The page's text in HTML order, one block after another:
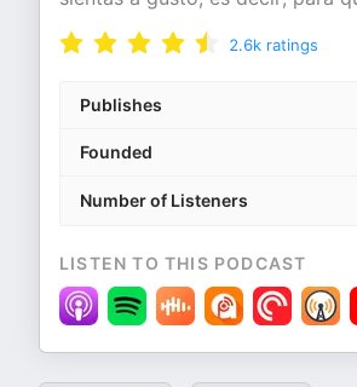
2.6k ratings
Publishes
Founded
Number of Listeners
LISTEN TO THIS PODCAST